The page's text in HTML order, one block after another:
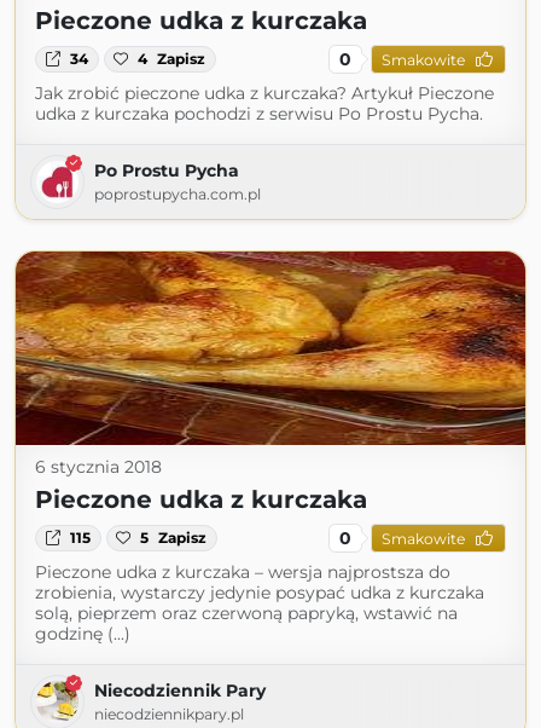
Pieczone udka z kurczaka
34 4 Zapisz 0 Smakowite
Jak zrobić pieczone udka z kurczaka? Artykuł Pieczone
udka z kurczaka pochodzi z serwisu Po Prostu Pycha.
Po Prostu Pycha
poprostupycha.com.pl
6 stycznia 2018
Pieczone udka z kurczaka
115 5 Zapisz 0 Smakowite
Pieczone udka z kurczaka – wersja najprostsza do
zrobienia, wystarczy jedynie posypać udka z kurczaka
solą, pieprzem oraz czerwoną papryką, wstawić na
godzinę (...)
Niecodziennik Pary
niecodziennikpary.pl